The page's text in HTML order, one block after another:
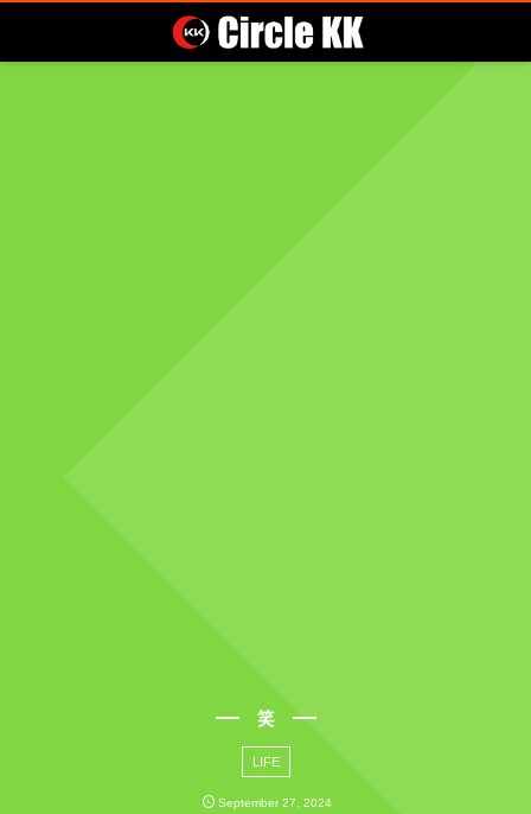
笑
LIFE
September 27 ,2024